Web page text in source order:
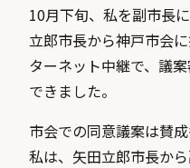
10月下旬、私を副市長
立郎市長から神戸市会
ターネット中継で、議
できました。
市会での同意議案は賛
私は、矢田立郎市長か